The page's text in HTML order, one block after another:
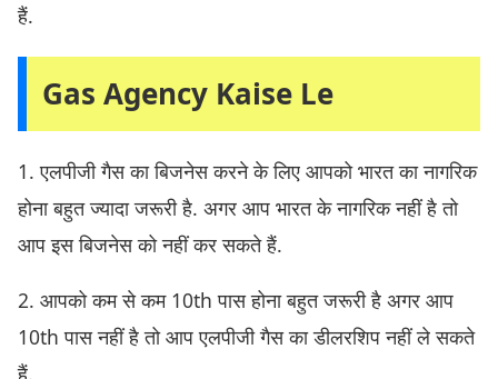
हैं.
Gas Agency Kaise Le
1. एलपीजी गैस का बिजनेस करने के लिए आपको भारत का नागरिक
होना बहुत ज्यादा जरूरी है. अगर आप भारत के नागरिक नहीं है तो
आप इस बिजनेस को नहीं कर सकते हैं.
2. आपको कम से कम 10th पास होना बहुत जरूरी है अगर आप
10th पास नहीं है तो आप एलपीजी गैस का डीलरशिप नहीं ले सकते